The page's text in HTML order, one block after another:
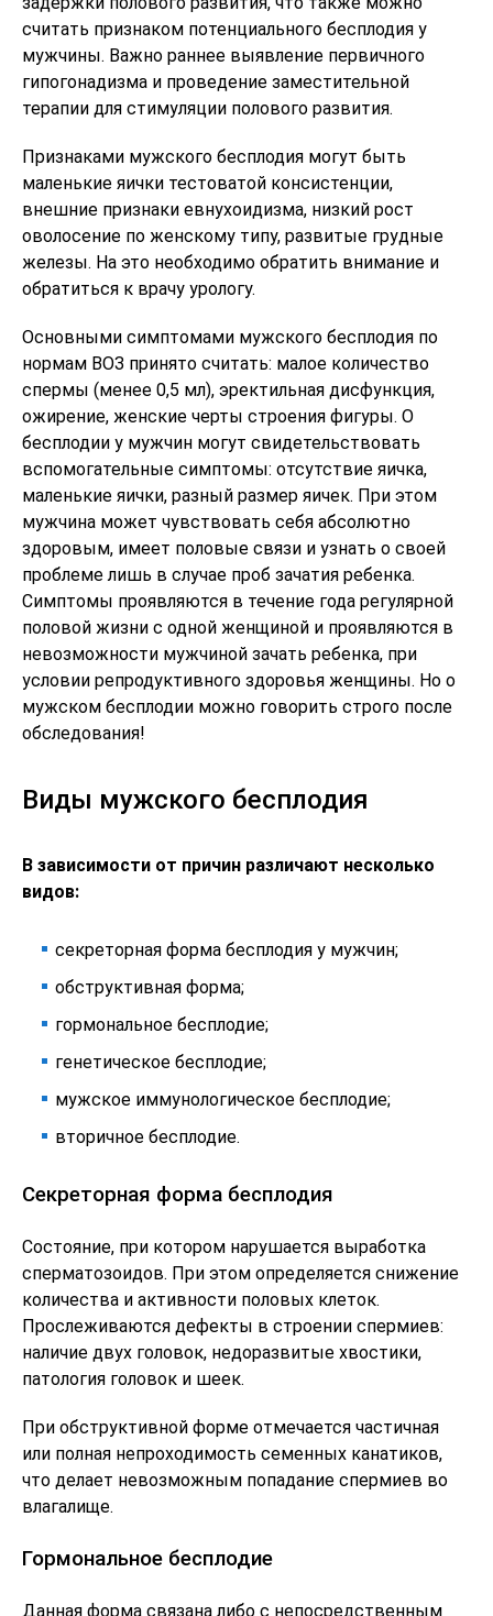
считать признаком потенциального бесплодия у
мужчины. Важно раннее выявление первичного
гипогонадизма и проведение заместительной
терапии для стимуляции полового развития.
Признаками мужского бесплодия могут быть
маленькие яички тестоватой консистенции,
внешние признаки евнухоидизма, низкий рост
оволосение по женскому типу, развитые грудные
железы. На это необходимо обратить внимание и
обратиться к врачу урологу.
Основными симптомами мужского бесплодия по
нормам ВОЗ принято считать: малое количество
спермы (менее 0,5 мл), эректильная дисфункция,
ожирение, женские черты строения фигуры. О
бесплодии у мужчин могут свидетельствовать
вспомогательные симптомы: отсутствие яичка,
маленькие яички, разный размер яичек. При этом
мужчина может чувствовать себя абсолютно
здоровым, имеет половые связи и узнать о своей
проблеме лишь в случае проб зачатия ребенка.
Симптомы проявляются в течение года регулярной
половой жизни с одной женщиной и проявляются в
невозможности мужчиной зачать ребенка, при
условии репродуктивного здоровья женщины. Но о
мужском бесплодии можно говорить строго после
обследования!
Виды мужского бесплодия
В зависимости от причин различают несколько
видов:
секреторная форма бесплодия у мужчин;
обструктивная форма;
гормональное бесплодие;
генетическое бесплодие;
мужское иммунологическое бесплодие;
вторичное бесплодие.
Секреторная форма бесплодия
Состояние, при котором нарушается выработка
сперматозоидов. При этом определяется снижение
количества и активности половых клеток.
Прослеживаются дефекты в строении спермиев:
наличие двух головок, недоразвитые хвостики,
патология головок и шеек.
При обструктивной форме отмечается частичная
или полная непроходимость семенных канатиков,
что делает невозможным попадание спермиев во
влагалище.
Гормональное бесплодие
Данная форма связана либо с непосредственным